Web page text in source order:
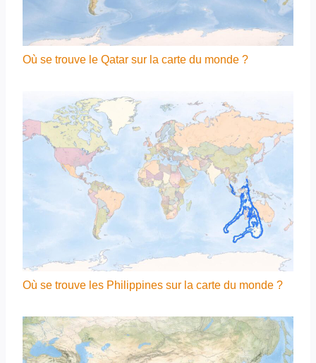
Où se trouve le Qatar sur la carte du monde ?
Où se trouve les Philippines sur la carte du monde ?